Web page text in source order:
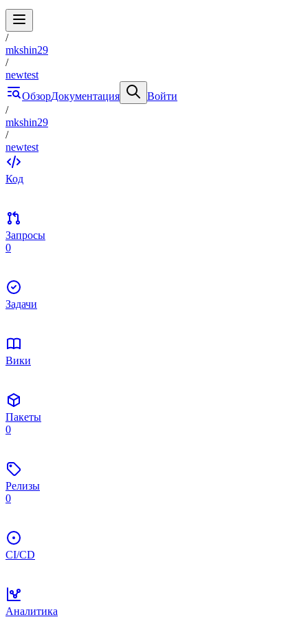
/
mkshin29
/
newtest
ОбзорДокументация
Войти
/
mkshin29
/
newtest
Код
Запросы
0
Задачи
Вики
Пакеты
0
Релизы
0
CI/CD
Аналитика